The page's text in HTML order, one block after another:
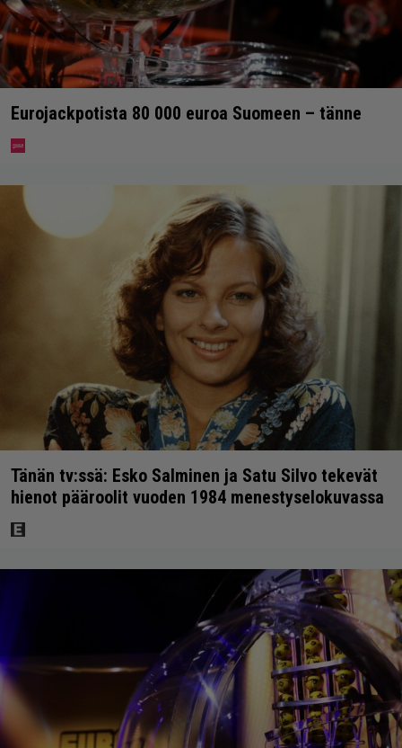
Eurojackpotista 80 000 euroa Suomeen – tänne
Tänän tv:ssä: Esko Salminen ja Satu Silvo tekevät
hienot pääroolit vuoden 1984 menestyselokuvassa